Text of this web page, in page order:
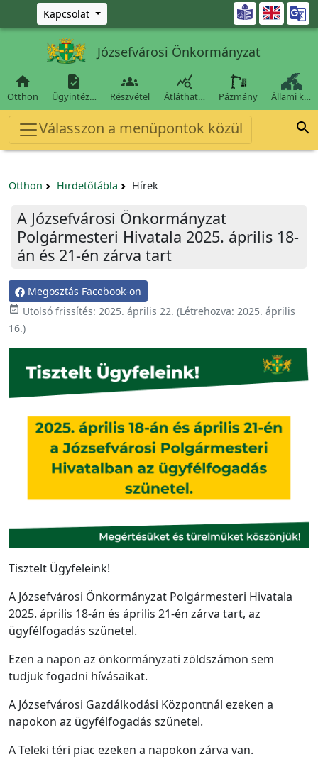
Ugrás a fő tartalomra
Kapcsolat 
Józsefvárosi Önkormányzat

Otthon

Ügyintéz…

Részvétel

Átláthat… Pázmány Állami k…
Válasszon a menüpontok közül 
Otthon Hirdetőtábla Hírek
A Józsefvárosi Önkormányzat
Polgármesteri Hivatala 2025. április 18-
án és 21-én zárva tart
Megosztás Facebook-on
 Utolsó frissítés: 2025. április 22. (Létrehozva: 2025. április
16.)
Tisztelt Ügyfeleink!
A Józsefvárosi Önkormányzat Polgármesteri Hivatala
2025. április 18-án és április 21-én zárva tart, az
ügyfélfogadás szünetel.
Ezen a napon az önkormányzati zöldszámon sem
tudjuk fogadni hívásaikat.
A Józsefvárosi Gazdálkodási Központnál ezeken a
napokon az ügyfélfogadás szünetel.
A Teleki téri piac ezeken a napokon zárva van.